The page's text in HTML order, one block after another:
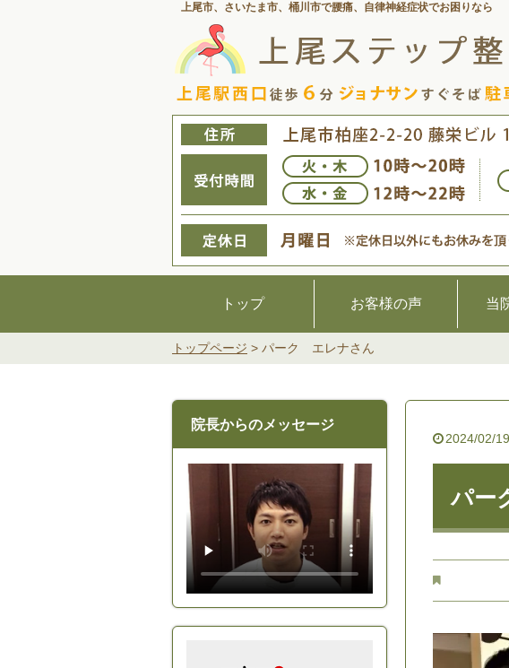
上尾市、さいたま市、桶川市で腰痛、 自律神経症状でお困りなら
トップ お客様の声 当
トップページ > パーク エレナさん
2024/02/19
パー
院長からのメッセージ